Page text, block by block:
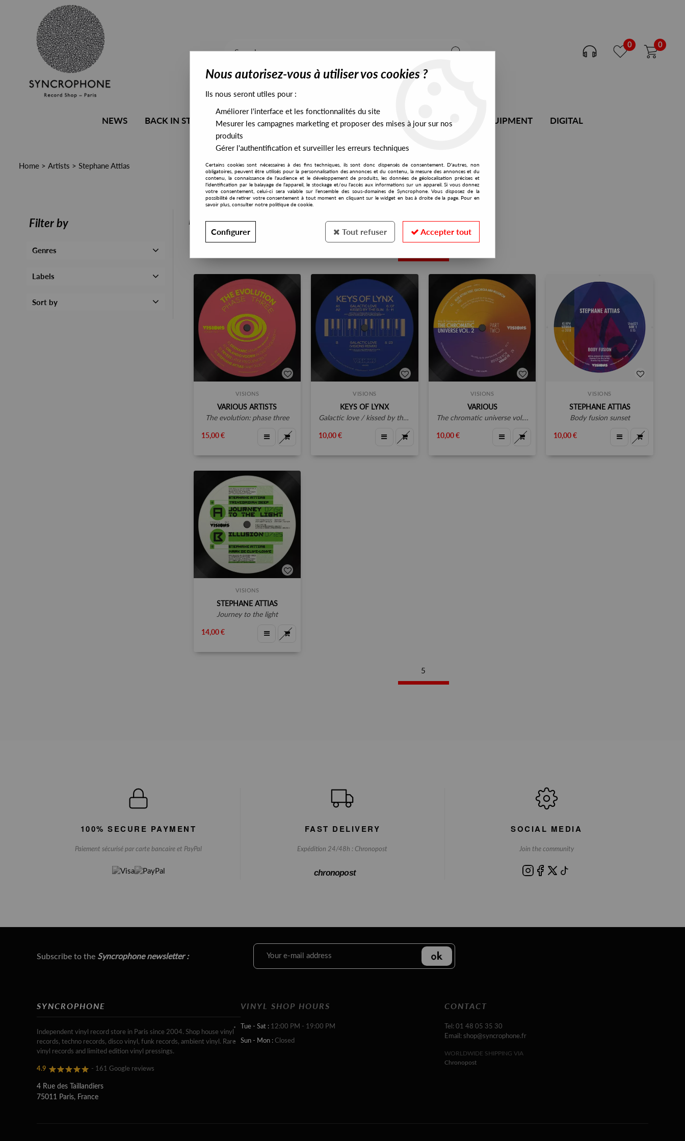
0 0
NEWS BACK IN STOCK ALL STOCK EXCLUSIVES PRESALES EXCLUSIVES DJ EQUIPMENT DIGITAL
Home > Artists > Stephane Attias
Filter by
Genres
Labels
Sort by
PRESALES EXCLUSIVES
VISIONS
VARIOUS ARTISTS
the evolution: phase three
15,00 €
VISIONS
KEYS OF LYNX
galactic love / kissed by the sun visions remix by alex and stephane attias
10,00 €
VISIONS
VARIOUS
the chromatic universe vol.2 (part 2)
10,00 €
VISIONS
STEPHANE ATTIAS
body fusion sunset
10,00 €
VISIONS
STEPHANE ATTIAS
journey to the light
14,00 €
5
100% SECURE PAYMENT
Paiement sécurisé par carte bancaire et PayPal
FAST DELIVERY
Expédition 24/48h : Chronopost
chronopost
SOCIAL MEDIA
Join the community
Subscribe to the Syncrophone newsletter :
SYNCROPHONE
Independent vinyl record store in Paris since 2004. Shop house vinyl
records, techno records, disco vinyl, funk records, ambient vinyl. Rare
vinyl records and limited edition vinyl pressings.
4.9 - 161 Google reviews
4 Rue des Taillandiers
75011 Paris, France
VINYL SHOP HOURS
Tue - Sat : 12:00 PM - 19:00 PM
Sun - Mon : Closed
CONTACT
Tel: 01 48 05 35 30
Email: shop@syncrophone.fr
WORLDWIDE SHIPPING VIA
Chronopost
Nous autorisez-vous à utiliser vos cookies ?
Ils nous seront utiles pour :
Améliorer l'interface et les fonctionnalités du site
Mesurer les campagnes marketing et proposer des mises à jour sur nos
produits
Gérer l'authentification et surveiller les erreurs techniques
Certains cookies sont nécessaires à des fins techniques, ils sont donc dispensés de consentement. D'autres, non
obligatoires, peuvent être utilisés pour la personnalisation des annonces et du contenu, la mesure des annonces et du
contenu, la connaissance de l'audience et le développement de produits, les données de géolocalisation précises et
l'identification par le balayage de l'appareil, le stockage et/ou l'accès aux informations sur un appareil. Si vous donnez
votre consentement, celui-ci sera valable sur l’ensemble des sous-domaines de Syncrophone. Vous disposez de la
possibilité de retirer votre consentement à tout moment en cliquant sur le widget en bas à droite de la page. Pour en
savoir plus, consulter notre politique de cookie.
Configurer Tout refuser Accepter tout